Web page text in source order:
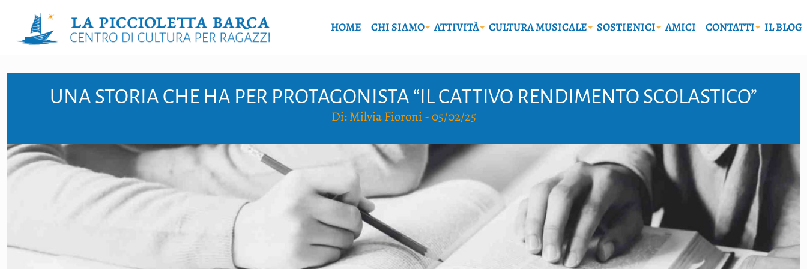
HOME CHI SIAMO ATTIVITÀ CULTURA MUSICALE SOSTIENICI AMICI CONTATTI IL BLOG
UNA STORIA CHE HA PER PROTAGONISTA “IL CATTIVO RENDIMENTO SCOLASTICO”
Di:Milvia Fioroni -05/02/25